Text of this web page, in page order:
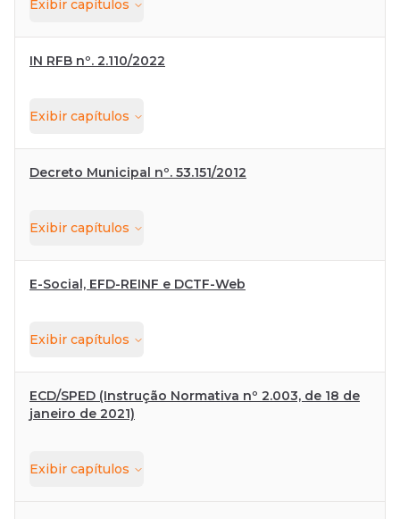
Exibir capítulos
IN RFB nº. 2.110/2022
Exibir capítulos
Decreto Municipal nº. 53.151/2012
Exibir capítulos
E-Social, EFD-REINF e DCTF-Web
Exibir capítulos
ECD/SPED (Instrução Normativa nº 2.003, de 18 de
janeiro de 2021)
Exibir capítulos